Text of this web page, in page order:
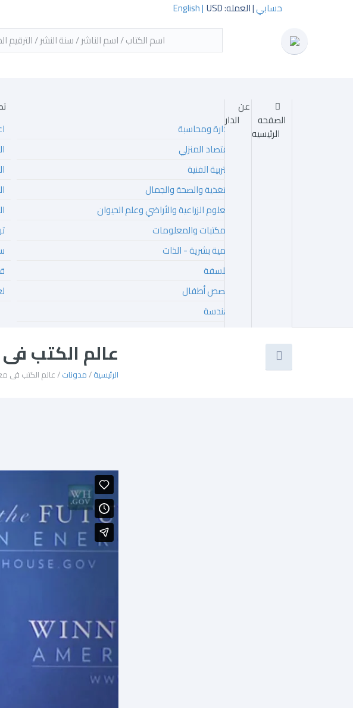
حسابي| العمله: USD
English |
‏اسم الكتاب / اسم الناشر /
ادارة ومحاسبة
اقتصاد المنزلي
التربية الفنية
التغذية والصحة والجمال
العلوم الزراعية والأراضي وعلم الحيوان
المكتبات والمعلومات
تنمية بشرية - الذات
فلسفة
قصص أطفال
هندسة
عن
الدار الصفحه
الرئيسيه
عالم الكتب
الرئيسية/مدونات/ عالم الكتب فى